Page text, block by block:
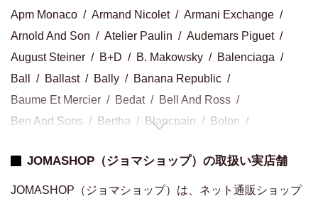
Apm Monaco
Armand Nicolet
Armani Exchange
Arnold And Son
Atelier Paulin
Audemars Piguet
August Steiner
B+D B. Makowsky
Balenciaga
Ball
Ballast Bally
Banana Republic
Baume Et Mercier
Bedat
Bell And Ross
Ben And Sons
Bertha Blancpain
Bolon
Bovet
Breed Breguet Breitling
Bremont
Brera Orologi
Brooklyn Watch Co.
Bulova
JOMASHOP（ジョマショップ）の取扱い実店舗
JOMASHOP（ジョマショップ）は、ネット通販ショップ